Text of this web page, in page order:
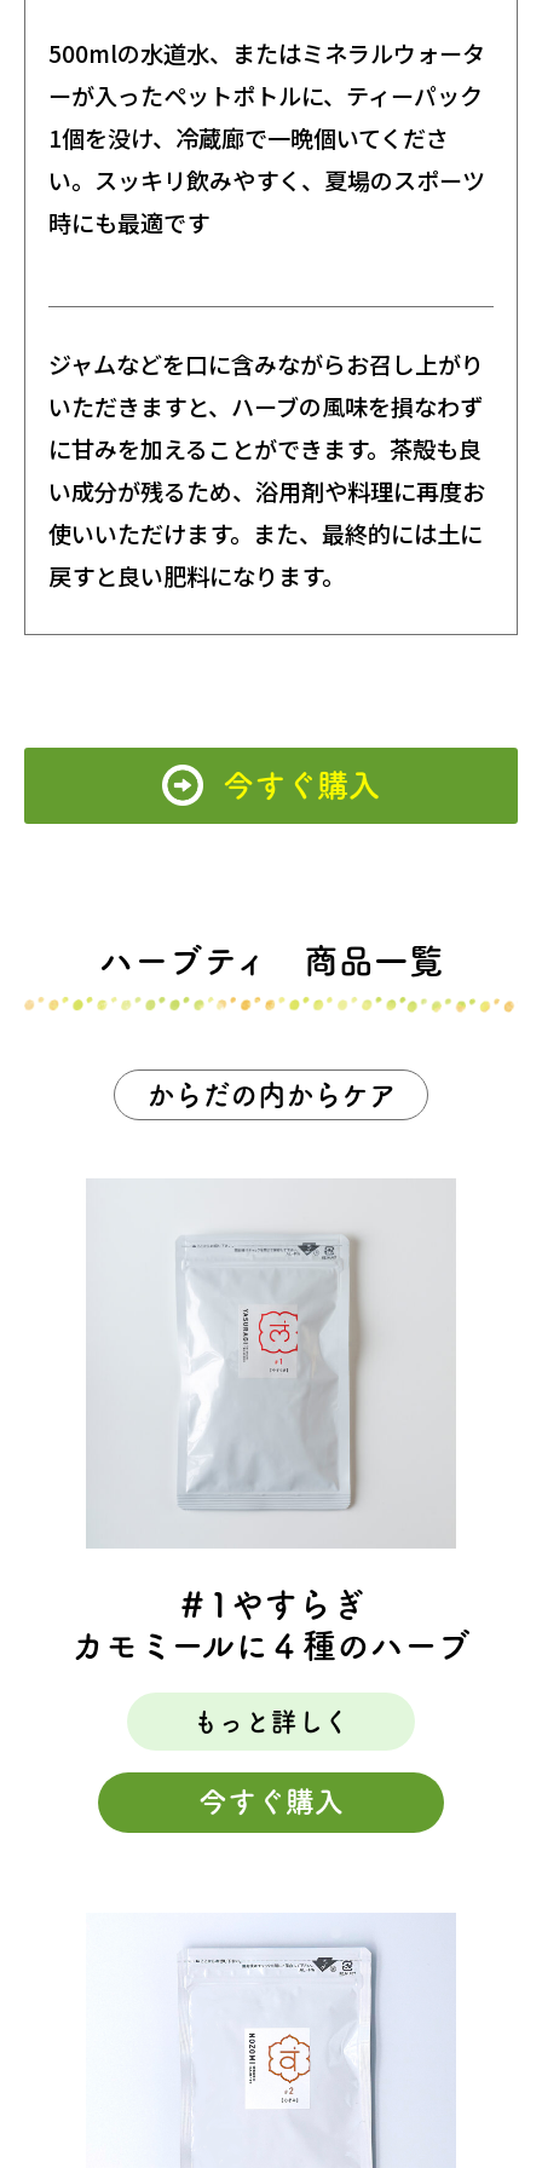
500mlの水道水、またはミネラルウォータ
ーが入ったペットポトルに、ティーパック
1個を没け、冷蔵廊で一晩個いてくださ
い。スッキリ飲みやすく、夏場のスポーツ
時にも最適です
ジャムなどを口に含みながらお召し上がり
いただきますと、ハーブの風味を損なわず
に甘みを加えることができます。茶殻も良
い成分が残るため、浴用剤や料理に再度お
使いいただけます。また、最終的には土に
戻すと良い肥料になります。
今すぐ購入
ハーブティ 商品一覧
からだの内からケア
＃1やすらぎ
カモミールに４種のハーブ
もっと詳しく
今すぐ購入